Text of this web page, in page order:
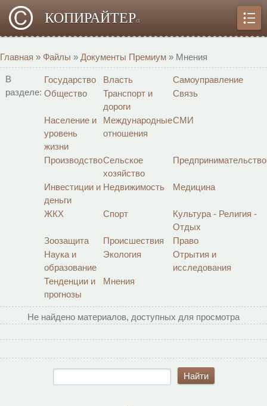
КОПИРАЙТЕРα
Главная » Файлы » Документы Премиум » Мнения
В
разделе:
Государство Власть
Самоуправление
Общество
Транспорт и
дороги
Связь
Население и
уровень
жизни
Международные
отношения
СМИ
ПроизводствоСельское
хозяйство
Предпринимательство
Инвестиции и
деньги
Недвижимость Медицина
ЖКХ Спорт
Культура - Религия -
Отдых
Зоозащита
Происшествия
Право
Наука и
образование
Экология
Отрытия и
исследования
Тенденции и
прогнозы
Мнения
Не найдено материалов, доступных для просмотра